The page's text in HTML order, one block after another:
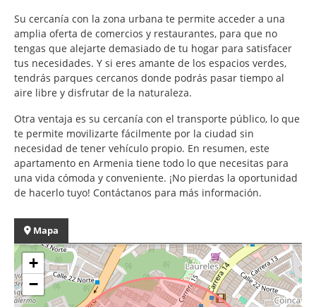
Su cercanía con la zona urbana te permite acceder a una
amplia oferta de comercios y restaurantes, para que no
tengas que alejarte demasiado de tu hogar para satisfacer
tus necesidades. Y si eres amante de los espacios verdes,
tendrás parques cercanos donde podrás pasar tiempo al
aire libre y disfrutar de la naturaleza.
Otra ventaja es su cercanía con el transporte público, lo que
te permite movilizarte fácilmente por la ciudad sin
necesidad de tener vehículo propio. En resumen, este
apartamento en Armenia tiene todo lo que necesitas para
una vida cómoda y conveniente. ¡No pierdas la oportunidad
de hacerlo tuyo! Contáctanos para más información.
Mapa
+
−